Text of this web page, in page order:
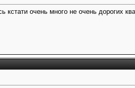
кстати очень много не очень дорогих